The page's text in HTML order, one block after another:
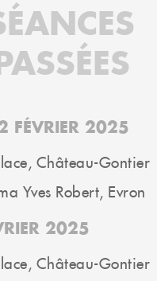
FÉVRIER 2025
Château-Gontier
Yves Robert, Evron
2025
Château-Gontier